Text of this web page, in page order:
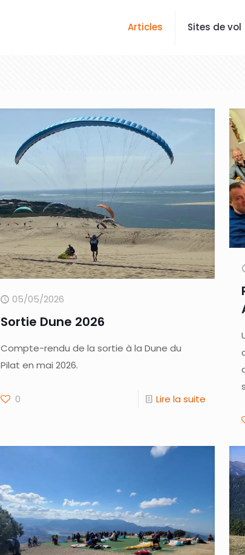
Articles Sites de vol
05/05/2026
Sortie Dune 2026
Compte-rendu de la sortie à la Dune du
Pilat en mai 2026.
0 Lire la suite